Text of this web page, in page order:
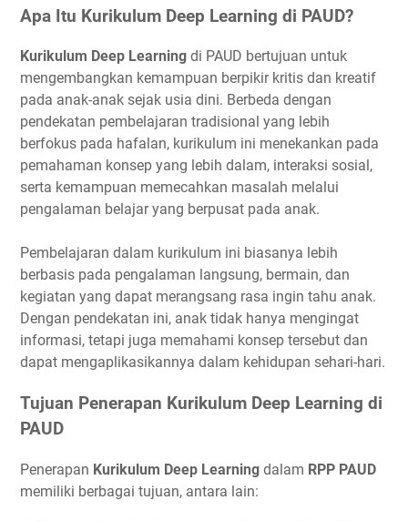
Apa Itu Kurikulum Deep Learning di PAUD?
Kurikulum Deep Learning di PAUD bertujuan untuk
mengembangkan kemampuan berpikir kritis dan kreatif
pada anak-anak sejak usia dini. Berbeda dengan
pendekatan pembelajaran tradisional yang lebih
berfokus pada hafalan, kurikulum ini menekankan pada
pemahaman konsep yang lebih dalam, interaksi sosial,
serta kemampuan memecahkan masalah melalui
pengalaman belajar yang berpusat pada anak.
Pembelajaran dalam kurikulum ini biasanya lebih
berbasis pada pengalaman langsung, bermain, dan
kegiatan yang dapat merangsang rasa ingin tahu anak.
Dengan pendekatan ini, anak tidak hanya mengingat
informasi, tetapi juga memahami konsep tersebut dan
dapat mengaplikasikannya dalam kehidupan sehari-hari.
Tujuan Penerapan Kurikulum Deep Learning di
PAUD
Penerapan Kurikulum Deep Learning dalam RPP PAUD
memiliki berbagai tujuan, antara lain: